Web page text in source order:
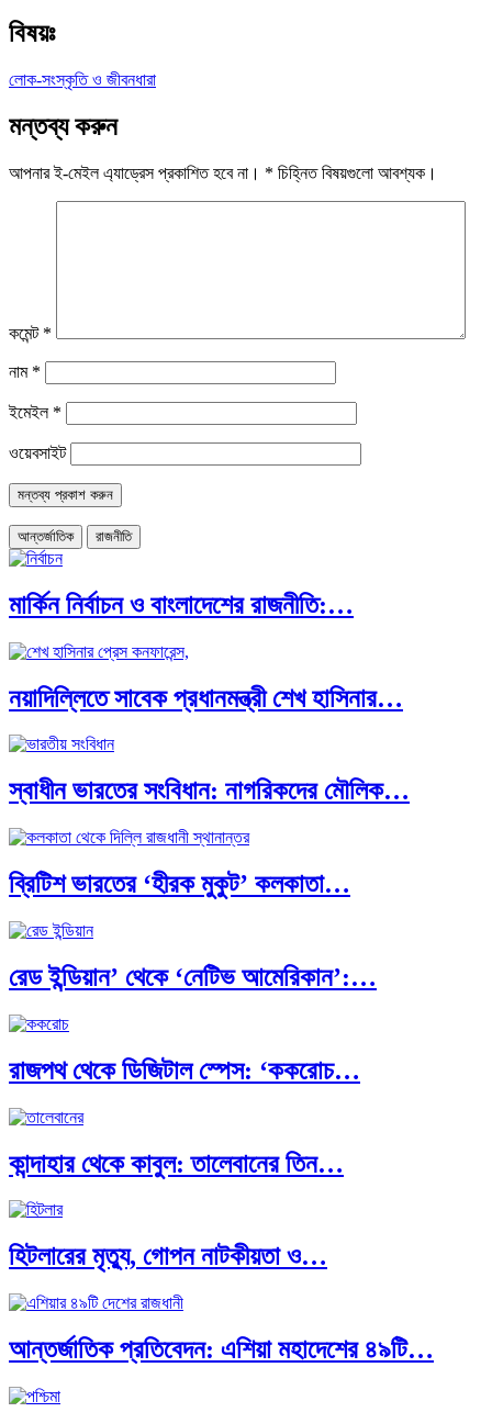
বিষয়ঃ
লোক-সংস্কৃতি ও জীবনধারা
মন্তব্য করুন
আপনার ই-মেইল এ্যাড্রেস প্রকাশিত হবে না। * চিহ্নিত বিষয়গুলো আবশ্যক।
কমেন্ট *
নাম *
ইমেইল *
ওয়েবসাইট
আন্তর্জাতিক রাজনীতি
মার্কিন নির্বাচন ও বাংলাদেশের রাজনীতি:…
নয়াদিল্লিতে সাবেক প্রধানমন্ত্রী শেখ হাসিনার…
স্বাধীন ভারতের সংবিধান: নাগরিকদের মৌলিক…
ব্রিটিশ ভারতের ‘হীরক মুকুট’ কলকাতা…
রেড ইন্ডিয়ান’ থেকে ‘নেটিভ আমেরিকান’:…
রাজপথ থেকে ডিজিটাল স্পেস: ‘ককরোচ…
কান্দাহার থেকে কাবুল: তালেবানের তিন…
হিটলারের মৃত্যু, গোপন নাটকীয়তা ও…
আন্তর্জাতিক প্রতিবেদন: এশিয়া মহাদেশের ৪৯টি…